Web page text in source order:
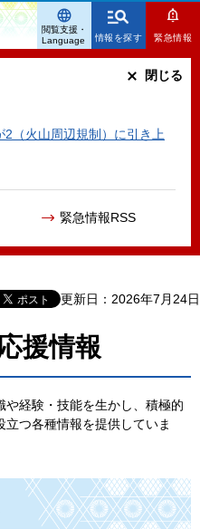
情報を探す 緊急情報
（火山周辺規制）に引き上
緊急情報RSS
閉じる
閲覧支援・
Language
更新日：2026年7月24日
援情報
経験・技能を生かし、積極的
つ各種情報を提供していま